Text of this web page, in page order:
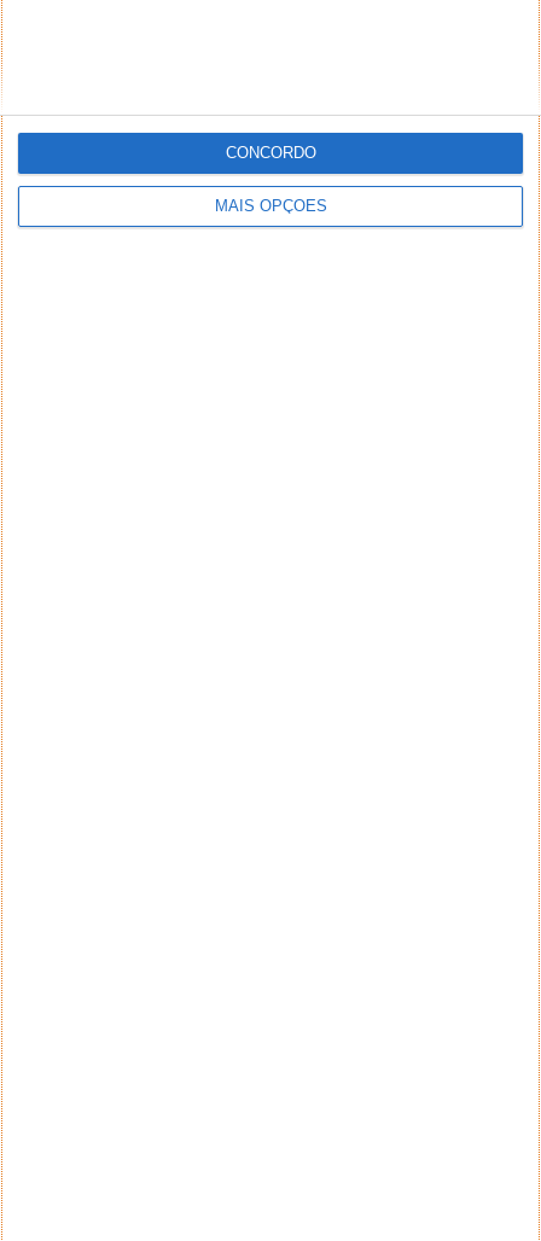
MAIS OPÇÕES
CONCORDO